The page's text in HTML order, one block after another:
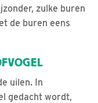
zulke buren
de buren eens
uilen. In
gedacht wordt,